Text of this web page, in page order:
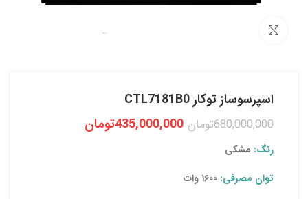
اسپرسوساز توکار CTL7181B0
680,000,000تومان 435,000,000تومان
رنگ: مشکی
توان مصرفی: